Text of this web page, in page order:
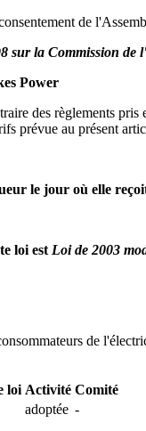
de
sur la Commission de
Power
des règlements
prévue au présent
le jour où elle
loi est Loi de 2003
de
loi Activité Comité
adoptée -